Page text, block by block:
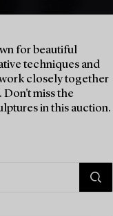
for beautiful
techniques and
work closely together
Don't miss the
in this auction.